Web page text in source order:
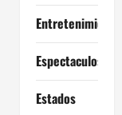
Entretenimiento
Espectaculos
Estados